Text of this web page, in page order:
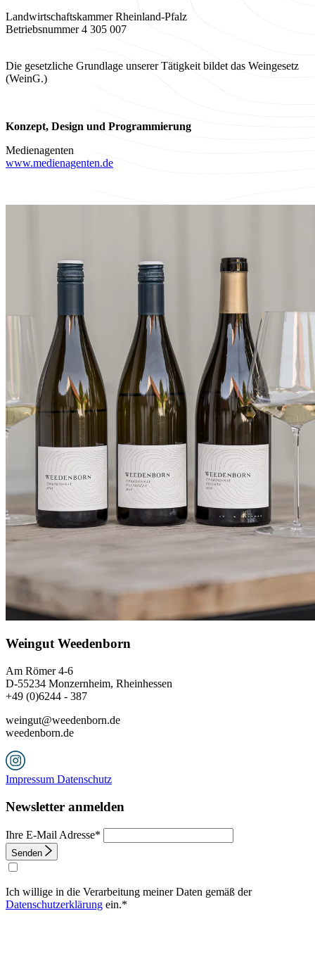
Landwirtschaftskammer Rheinland-Pfalz
Betriebsnummer 4 305 007
Die gesetzliche Grundlage unserer Tätigkeit bildet das Weingesetz
(WeinG.)
Konzept, Design und Programmierung
Medienagenten
www.medienagenten.de
Weingut Weedenborn
Am Römer 4-6
D-55234 Monzernheim, Rheinhessen
+49 (0)6244 - 387
weingut@weedenborn.de
weedenborn.de
Impressum Datenschutz
Newsletter anmelden
Ihre E-Mail Adresse*
Senden
Ich willige in die Verarbeitung meiner Daten gemäß der
Datenschutzerklärung ein.*